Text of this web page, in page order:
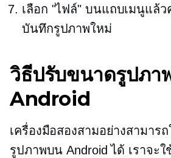
เลือก "ไฟล์" บนแถบเมนูแล้
บันทึกรูปภาพใหม่
วิธีปรับขนาดรูปภา
Android
เครื่องมือสองสามอย่างสามาร
รูปภาพบน Android ได้ เราจะ